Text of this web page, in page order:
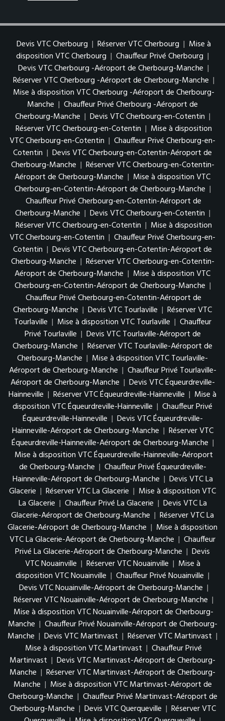
Devis VTC Cherbourg | Réserver VTC Cherbourg | Mise à
disposition VTC Cherbourg | Chauffeur Privé Cherbourg |
Devis VTC Cherbourg -Aéroport de Cherbourg-Manche |
Réserver VTC Cherbourg -Aéroport de Cherbourg-Manche |
Mise à disposition VTC Cherbourg -Aéroport de Cherbourg-
Manche | Chauffeur Privé Cherbourg -Aéroport de
Cherbourg-Manche | Devis VTC Cherbourg-en-Cotentin |
Réserver VTC Cherbourg-en-Cotentin | Mise à disposition
VTC Cherbourg-en-Cotentin | Chauffeur Privé Cherbourg-en-
Cotentin | Devis VTC Cherbourg-en-Cotentin-Aéroport de
Cherbourg-Manche | Réserver VTC Cherbourg-en-Cotentin-
Aéroport de Cherbourg-Manche | Mise à disposition VTC
Cherbourg-en-Cotentin-Aéroport de Cherbourg-Manche |
Chauffeur Privé Cherbourg-en-Cotentin-Aéroport de
Cherbourg-Manche | Devis VTC Cherbourg-en-Cotentin |
Réserver VTC Cherbourg-en-Cotentin | Mise à disposition
VTC Cherbourg-en-Cotentin | Chauffeur Privé Cherbourg-en-
Cotentin | Devis VTC Cherbourg-en-Cotentin-Aéroport de
Cherbourg-Manche | Réserver VTC Cherbourg-en-Cotentin-
Aéroport de Cherbourg-Manche | Mise à disposition VTC
Cherbourg-en-Cotentin-Aéroport de Cherbourg-Manche |
Chauffeur Privé Cherbourg-en-Cotentin-Aéroport de
Cherbourg-Manche | Devis VTC Tourlaville | Réserver VTC
Tourlaville | Mise à disposition VTC Tourlaville | Chauffeur
Privé Tourlaville | Devis VTC Tourlaville-Aéroport de
Cherbourg-Manche | Réserver VTC Tourlaville-Aéroport de
Cherbourg-Manche | Mise à disposition VTC Tourlaville-
Aéroport de Cherbourg-Manche | Chauffeur Privé Tourlaville-
Aéroport de Cherbourg-Manche | Devis VTC Équeurdreville-
Hainneville | Réserver VTC Équeurdreville-Hainneville | Mise à
disposition VTC Équeurdreville-Hainneville | Chauffeur Privé
Équeurdreville-Hainneville | Devis VTC Équeurdreville-
Hainneville-Aéroport de Cherbourg-Manche | Réserver VTC
Équeurdreville-Hainneville-Aéroport de Cherbourg-Manche |
Mise à disposition VTC Équeurdreville-Hainneville-Aéroport
de Cherbourg-Manche | Chauffeur Privé Équeurdreville-
Hainneville-Aéroport de Cherbourg-Manche | Devis VTC La
Glacerie | Réserver VTC La Glacerie | Mise à disposition VTC
La Glacerie | Chauffeur Privé La Glacerie | Devis VTC La
Glacerie-Aéroport de Cherbourg-Manche | Réserver VTC La
Glacerie-Aéroport de Cherbourg-Manche | Mise à disposition
VTC La Glacerie-Aéroport de Cherbourg-Manche | Chauffeur
Privé La Glacerie-Aéroport de Cherbourg-Manche | Devis
VTC Nouainville | Réserver VTC Nouainville | Mise à
disposition VTC Nouainville | Chauffeur Privé Nouainville |
Devis VTC Nouainville-Aéroport de Cherbourg-Manche |
Réserver VTC Nouainville-Aéroport de Cherbourg-Manche |
Mise à disposition VTC Nouainville-Aéroport de Cherbourg-
Manche | Chauffeur Privé Nouainville-Aéroport de Cherbourg-
Manche | Devis VTC Martinvast | Réserver VTC Martinvast |
Mise à disposition VTC Martinvast | Chauffeur Privé
Martinvast | Devis VTC Martinvast-Aéroport de Cherbourg-
Manche | Réserver VTC Martinvast-Aéroport de Cherbourg-
Manche | Mise à disposition VTC Martinvast-Aéroport de
Cherbourg-Manche | Chauffeur Privé Martinvast-Aéroport de
Cherbourg-Manche | Devis VTC Querqueville | Réserver VTC